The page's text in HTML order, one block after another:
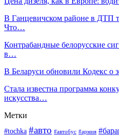
В Ганцевичском районе в ДТП
Что…
Контрабандные белорусские
в…
В Беларуси обновили Кодекс о
Стала известна программа
искусства…
Метки
#tochka #авто #автобус #армия